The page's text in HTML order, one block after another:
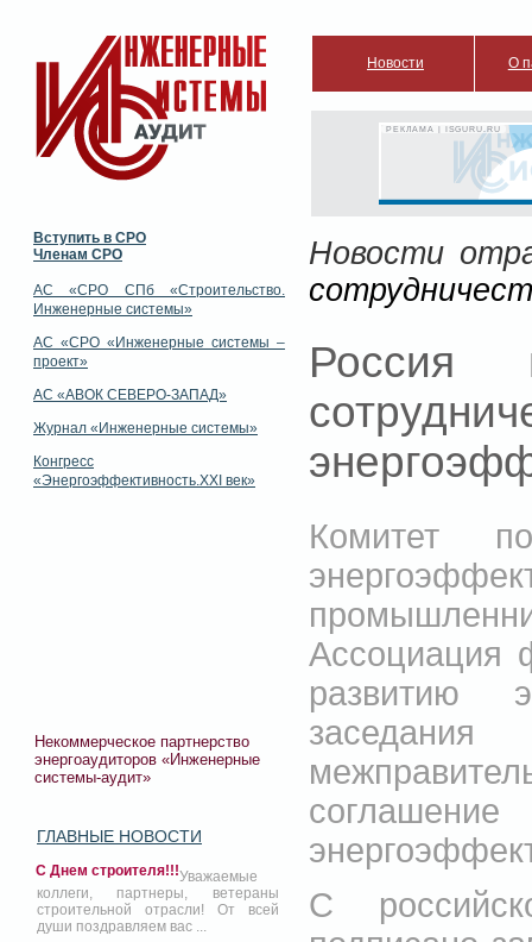
Новости О
РЕКЛАМА | ISGURU.RU
Вступить в СРО
Членам СРО
АС «СРО СПб «Строительство.
Инженерные системы»
АС «СРО «Инженерные системы –
проект»
АС «АВОК СЕВЕРО-ЗАПАД»
Журнал «Инженерные системы»
Конгресс
«Энергоэффективность.XXI век»
Некоммерческое партнерство
энергоаудиторов «Инженерные
системы-аудит»
ГЛАВНЫЕ НОВОСТИ
С Днем строителя!!!Уважаемые
коллеги, партнеры, ветераны
строительной отрасли! От всей
души поздравляем вас ...
Новости
Россия
Комитет
Ассоциация
развитию
С